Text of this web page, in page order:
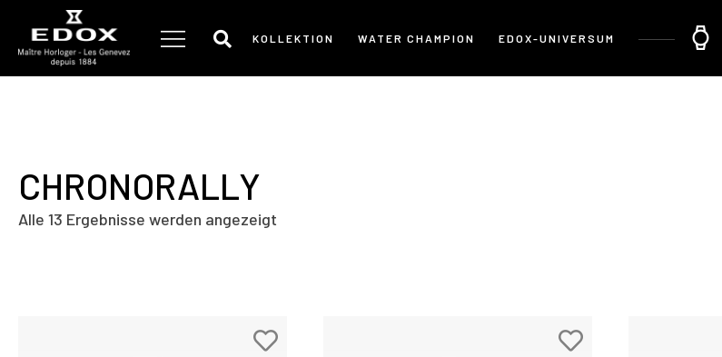
Inhalt
springen
KOLLEKTION WATER CHAMPION EDOX-UNIVERSUM
CHRONORALLY
Alle 13 Ergebnisse werden angezeigt